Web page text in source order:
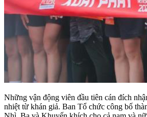
Những vận động viên đầu tiên cán đích
nhiệt từ khán giả. Ban Tổ chức công bố